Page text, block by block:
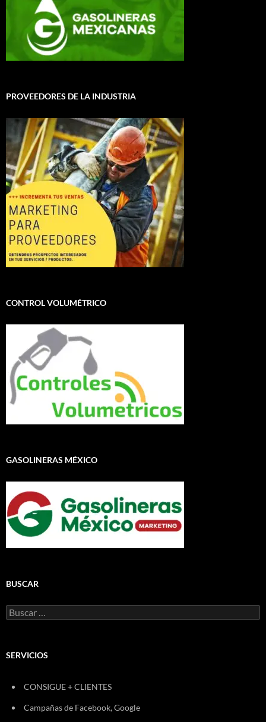
PROVEEDORES DE LA INDUSTRIA
CONTROL VOLUMÉTRICO
GASOLINERAS MÉXICO
BUSCAR
Buscar:
SERVICIOS
CONSIGUE + CLIENTES
Campañas de Facebook, Google